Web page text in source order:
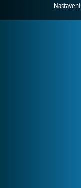
Nastavení